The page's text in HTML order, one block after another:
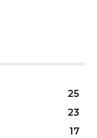
25
23
17